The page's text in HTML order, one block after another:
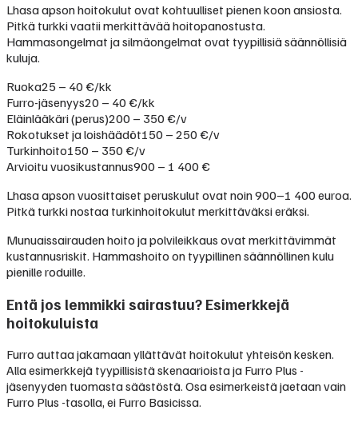
Lhasa apson hoitokulut ovat kohtuulliset pienen koon ansiosta.
Pitkä turkki vaatii merkittävää hoitopanostusta.
Hammasongelmat ja silmäongelmat ovat tyypillisiä säännöllisiä
kuluja.
Ruoka25 – 40 €/kk
Furro-jäsenyys20 – 40 €/kk
Eläinlääkäri (perus)200 – 350 €/v
Rokotukset ja loishäädöt150 – 250 €/v
Turkinhoito150 – 350 €/v
Arvioitu vuosikustannus900 – 1 400 €
Lhasa apson vuosittaiset peruskulut ovat noin 900–1 400 euroa.
Pitkä turkki nostaa turkinhoitokulut merkittäväksi eräksi.
Munuaissairauden hoito ja polvileikkaus ovat merkittävimmät
kustannusriskit. Hammashoito on tyypillinen säännöllinen kulu
pienille roduille.
Entä jos lemmikki sairastuu? Esimerkkejä
hoitokuluista
Furro auttaa jakamaan yllättävät hoitokulut yhteisön kesken.
Alla esimerkkejä tyypillisistä skenaarioista ja Furro Plus -
jäsenyyden tuomasta säästöstä. Osa esimerkeistä jaetaan vain
Furro Plus -tasolla, ei Furro Basicissa.